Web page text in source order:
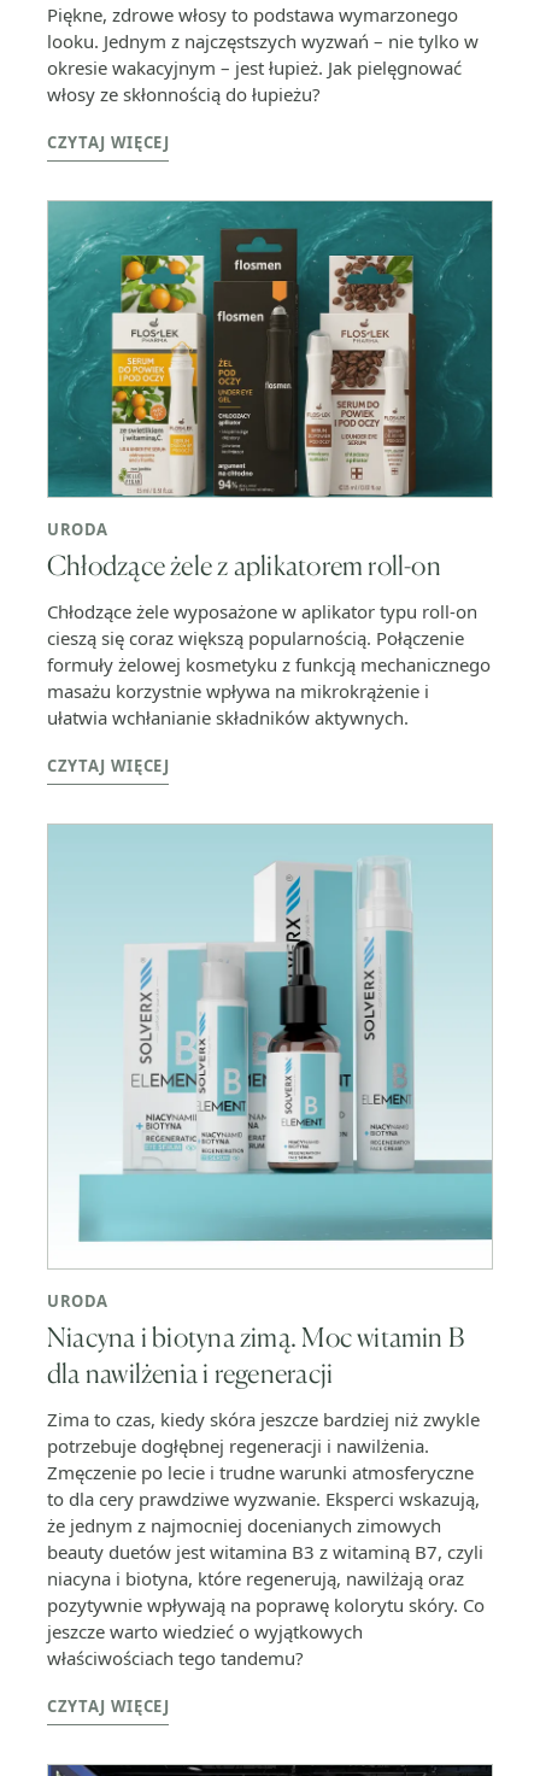
Piękne, zdrowe włosy to podstawa wymarzonego
looku. Jednym z najczęstszych wyzwań – nie tylko w
okresie wakacyjnym – jest łupież. Jak pielęgnować
włosy ze skłonnością do łupieżu?
CZYTAJ WIĘCEJ
URODA
Chłodzące żele z aplikatorem roll-on
Chłodzące żele wyposażone w aplikator typu roll-on
cieszą się coraz większą popularnością. Połączenie
formuły żelowej kosmetyku z funkcją mechanicznego
masażu korzystnie wpływa na mikrokrążenie i
ułatwia wchłanianie składników aktywnych.
CZYTAJ WIĘCEJ
URODA
Niacyna i biotyna zimą. Moc witamin B
dla nawilżenia i regeneracji
Zima to czas, kiedy skóra jeszcze bardziej niż zwykle
potrzebuje dogłębnej regeneracji i nawilżenia.
Zmęczenie po lecie i trudne warunki atmosferyczne
to dla cery prawdziwe wyzwanie. Eksperci wskazują,
że jednym z najmocniej docenianych zimowych
beauty duetów jest witamina B3 z witaminą B7, czyli
niacyna i biotyna, które regenerują, nawilżają oraz
pozytywnie wpływają na poprawę kolorytu skóry. Co
jeszcze warto wiedzieć o wyjątkowych
właściwościach tego tandemu?
CZYTAJ WIĘCEJ